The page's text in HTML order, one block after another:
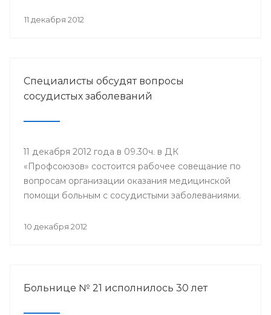
11 декабря 2012
Специалисты обсудят вопросы
сосудистых заболеваний
11 декабря 2012 года в 09.30ч. в ДК
«Профсоюзов» состоится рабочее совещание по
вопросам организации оказания медицинской
помощи больным с сосудистыми заболеваниями.
10 декабря 2012
Больнице № 21 исполнилось 30 лет